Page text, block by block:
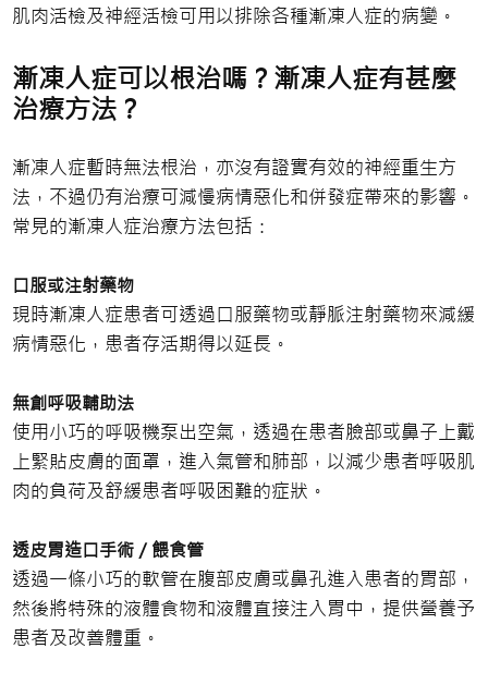
肌肉活檢及神經活檢可用以排除各種漸凍人症的病變。
漸凍人症可以根治嗎？漸凍人症有甚麼
治療方法？
漸凍人症暫時無法根治，亦沒有證實有效的神經重生方
法，不過仍有治療可減慢病情惡化和併發症帶來的影響。
常見的漸凍人症治療方法包括：
口服或注射藥物
現時漸凍人症患者可透過口服藥物或靜脈注射藥物來減緩
病情惡化，患者存活期得以延長。
無創呼吸輔助法
使用小巧的呼吸機泵出空氣，透過在患者臉部或鼻子上戴
上緊貼皮膚的面罩，進入氣管和肺部，以減少患者呼吸肌
肉的負荷及舒緩患者呼吸困難的症狀。
透皮胃造口手術／餵食管
透過一條小巧的軟管在腹部皮膚或鼻孔進入患者的胃部，
然後將特殊的液體食物和液體直接注入胃中，提供營養予
患者及改善體重。